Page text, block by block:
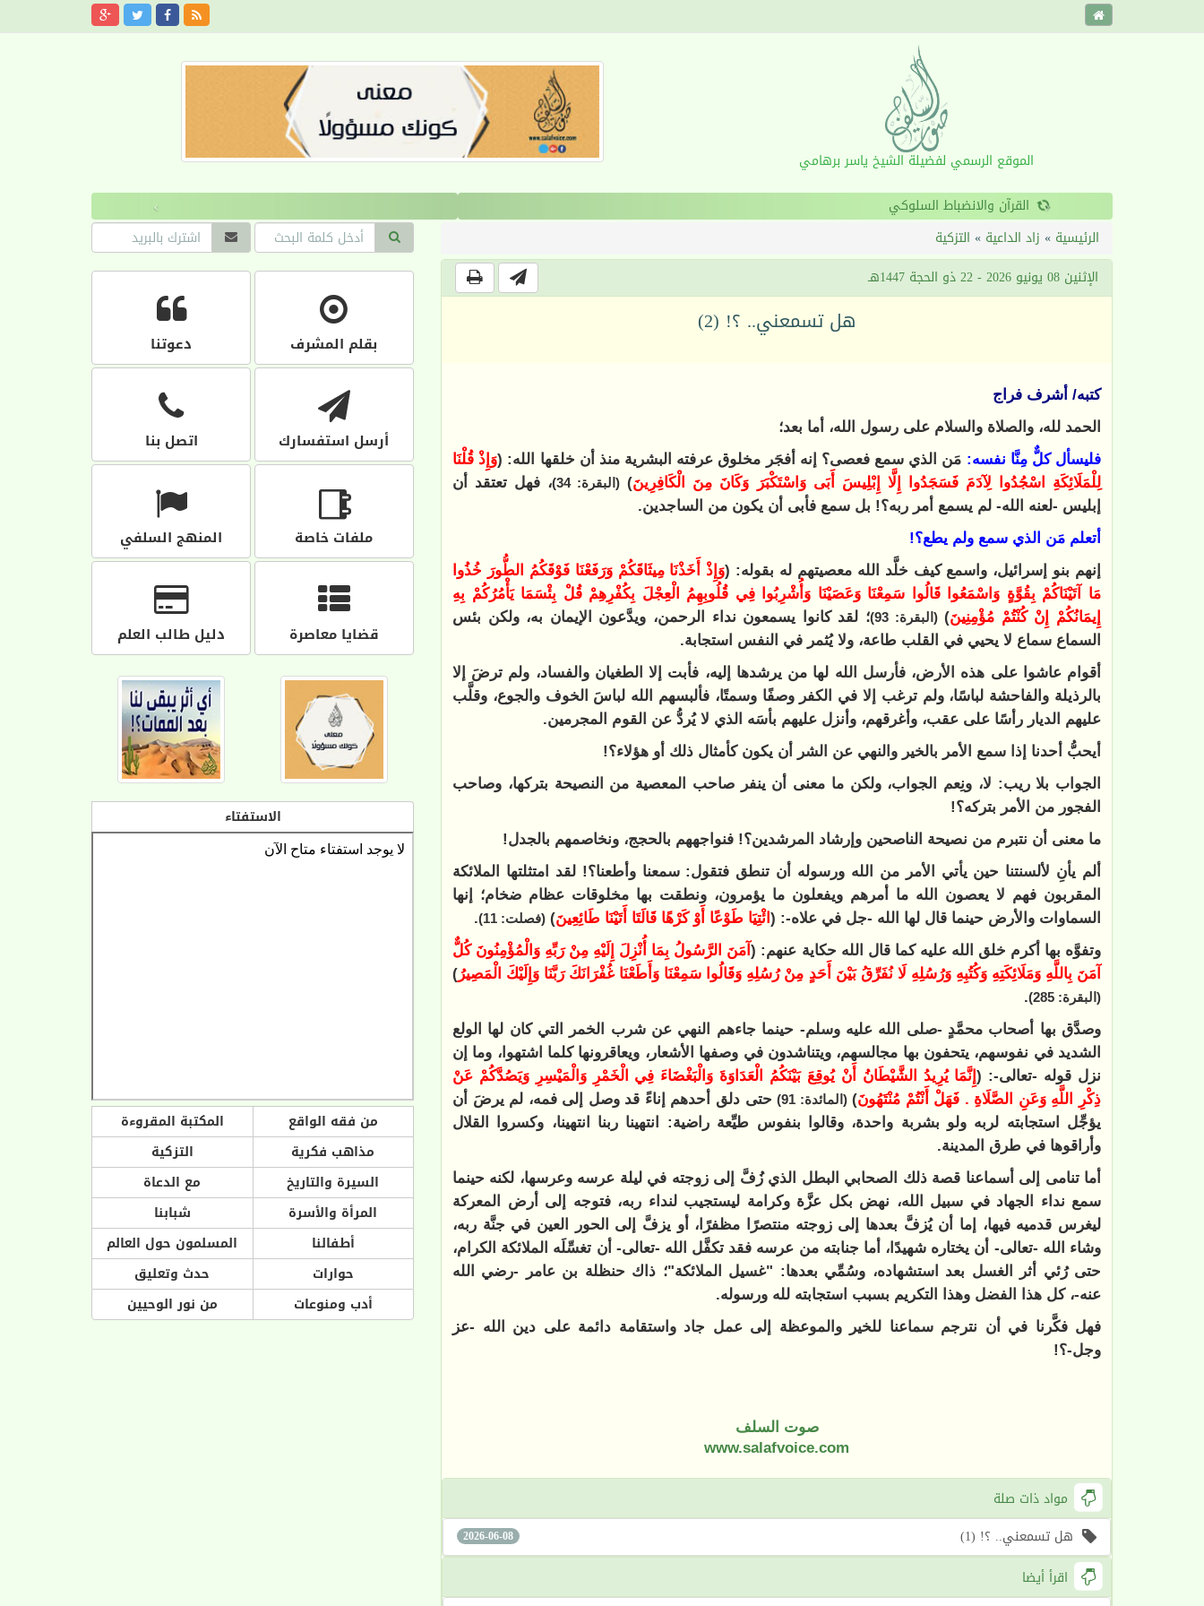
الموقع الرسمي لفضيلة الشيخ ياسر برهامي
‹
›
الرئيسية » زاد الداعية » التزكية
الإثنين 08 يونيو 2026 - 22 ذو الحجة 1447هـ
هل تسمعني.. ؟! (2)
كتبه/ أشرف فراج
الحمد لله، والصلاة والسلام على رسول الله، أما بعد؛
فليسأل كلٌّ مِنَّا نفسه: مَن الذي سمع فعصى؟ إنه أفجَر مخلوق عرفته البشرية منذ أن خلقها الله: (وَإِذْ قُلْنَا
لِلْمَلَائِكَةِ اسْجُدُوا لِآدَمَ فَسَجَدُوا إِلَّا إِبْلِيسَ أَبَى وَاسْتَكْبَرَ وَكَانَ مِنَ الْكَافِرِينَ) (البقرة: 34)
، فهل تعتقد أن
إبليس -لعنه الله- لم يسمع أمر ربه؟! بل سمع فأبى أن يكون من الساجدين.
أتعلم مَن الذي سمع ولم يطع؟!
إنهم بنو إسرائيل، واسمع كيف خلَّد الله معصيتهم له بقوله: (وَإِذْ أَخَذْنَا مِيثَاقَكُمْ وَرَفَعْنَا فَوْقَكُمُ الطُّورَ خُذُوا
مَا آتَيْنَاكُمْ بِقُوَّةٍ وَاسْمَعُوا قَالُوا سَمِعْنَا وَعَصَيْنَا وَأُشْرِبُوا فِي قُلُوبِهِمُ الْعِجْلَ بِكُفْرِهِمْ قُلْ بِئْسَمَا يَأْمُرُكُمْ بِهِ
إِيمَانُكُمْ إِنْ كُنْتُمْ مُؤْمِنِينَ)(البقرة: 93)
؛ لقد كانوا يسمعون نداء الرحمن، ويدَّعون الإيمان به، ولكن بئس
السماع سماع لا يحيي في القلب طاعة، ولا يُثمر في النفس استجابة.
أقوام عاشوا على هذه الأرض، فأرسل الله لها من يرشدها إليه، فأبت إلا الطغيان والفساد، ولم ترضَ إلا
بالرذيلة والفاحشة لباسًا، ولم ترغب إلا في الكفر وصفًا وسمتًا، فألبسهم الله لباسَ الخوف والجوع، وقلَّب
عليهم الديار رأسًا على عقب، وأغرقهم، وأنزل عليهم بأسَه الذي لا يُردُّ عن القوم المجرمين.
أيحبُّ أحدنا إذا سمع الأمر بالخير والنهي عن الشر أن يكون كأمثال ذلك أو هؤلاء؟!
الجواب بلا ريب: لا، ونِعم الجواب، ولكن ما معنى أن ينفر صاحب المعصية من النصيحة بتركها، وصاحب
الفجور من الأمر بتركه؟!
ما معنى أن نتبرم من نصيحة الناصحين وإرشاد المرشدين؟! فنواجههم بالحجج، ونخاصمهم بالجدل!
ألم يأنِ لألسنتنا حين يأتي الأمر من الله ورسوله أن تنطق فتقول: سمعنا وأطعنا؟! لقد امتثلتها الملائكة
المقربون فهم لا يعصون الله ما أمرهم ويفعلون ما يؤمرون، ونطقت بها مخلوقات عظام ضخام؛ إنها
السماوات والأرض حينما قال لها الله -جل في علاه-: ( ائْتِيَا طَوْعًا أَوْ كَرْهًا قَالَتَا أَتَيْنَا طَائِعِينَ) (فصلت: 11)
.
وتفوَّه بها أكرم خلق الله عليه كما قال الله حكاية عنهم: (آمَنَ الرَّسُولُ بِمَا أُنْزِلَ إِلَيْهِ مِنْ رَبِّهِ وَالْمُؤْمِنُونَ كُلٌّ
آمَنَ بِاللَّهِ وَمَلَائِكَتِهِ وَكُتُبِهِ وَرُسُلِهِ لَا نُفَرِّقُ بَيْنَ أَحَدٍ مِنْ رُسُلِهِ وَقَالُوا سَمِعْنَا وَأَطَعْنَا غُفْرَانَكَ رَبَّنَا وَإِلَيْكَ الْمَصِيرُ)
(البقرة: 285)
.
وصدَّق بها أصحاب محمَّدٍ -صلى الله عليه وسلم- حينما جاءهم النهي عن شرب الخمر التي كان لها الولع
الشديد في نفوسهم، يتحفون بها مجالسهم، ويتناشدون في وصفها الأشعار، ويعاقرونها كلما اشتهوا، وما إن
نزل قوله -تعالى-: (إِنَّمَا يُرِيدُ الشَّيْطَانُ أَنْ يُوقِعَ بَيْنَكُمُ الْعَدَاوَةَ وَالْبَغْضَاءَ فِي الْخَمْرِ وَالْمَيْسِرِ وَيَصُدَّكُمْ عَنْ
ذِكْرِ اللَّهِ وَعَنِ الصَّلَاةِ . فَهَلْ أَنْتُمْ مُنْتَهُونَ)(المائدة: 91)
حتى دلق أحدهم إناءً قد وصل إلى فمه، لم يرضَ أن
يؤجِّل استجابته لربه ولو بشربة واحدة، وقالوا بنفوس طيِّعة راضية: انتهينا ربنا انتهينا، وكسروا القلال
وأراقوها في طرق المدينة.
أما تنامى إلى أسماعنا قصة ذلك الصحابي البطل الذي زُفَّ إلى زوجته في ليلة عرسه وعرسها، لكنه حينما
سمع نداء الجهاد في سبيل الله، نهض بكل عزَّة وكرامة ليستجيب لنداء ربه، فتوجه إلى أرض المعركة
ليغرس قدميه فيها، إما أن يُزفَّ بعدها إلى زوجته منتصرًا مظفرًا، أو يزفَّ إلى الحور العين في جنَّة ربه،
وشاء الله -تعالى- أن يختاره شهيدًا، أما جنابته من عرسه فقد تكفَّل الله -تعالى- أن تغسِّلَه الملائكة الكرام،
حتى رُئي أثر الغسل بعد استشهاده، وسُمِّي بعدها: "غسيل الملائكة"؛ ذاك حنظلة بن عامر -رضي الله
عنه-، كل هذا الفضل وهذا التكريم بسبب استجابته لله ورسوله.
فهل فكَّرنا في أن نترجم سماعنا للخير والموعظة إلى عمل جاد واستقامة دائمة على دين الله -عز
وجل-؟!
صوت السلف
www.salafvoice.com
مواد ذات صلة
2026-06-08
هل تسمعني.. ؟! (1)
اقرأ أيضا
بقلم المشرف دعوتنا
أرسل استفسارك اتصل بنا
ملفات خاصة المنهج السلفي
قضايا معاصرة دليل طالب العلم
الاستفتاء
من فقه الواقع
المكتبة المقروءة
مذاهب فكرية
التزكية
السيرة والتاريخ
مع الدعاة
المرأة والأسرة
شبابنا
أطفالنا
المسلمون حول العالم
حوارات
حدث وتعليق
أدب ومنوعات
من نور الوحيين